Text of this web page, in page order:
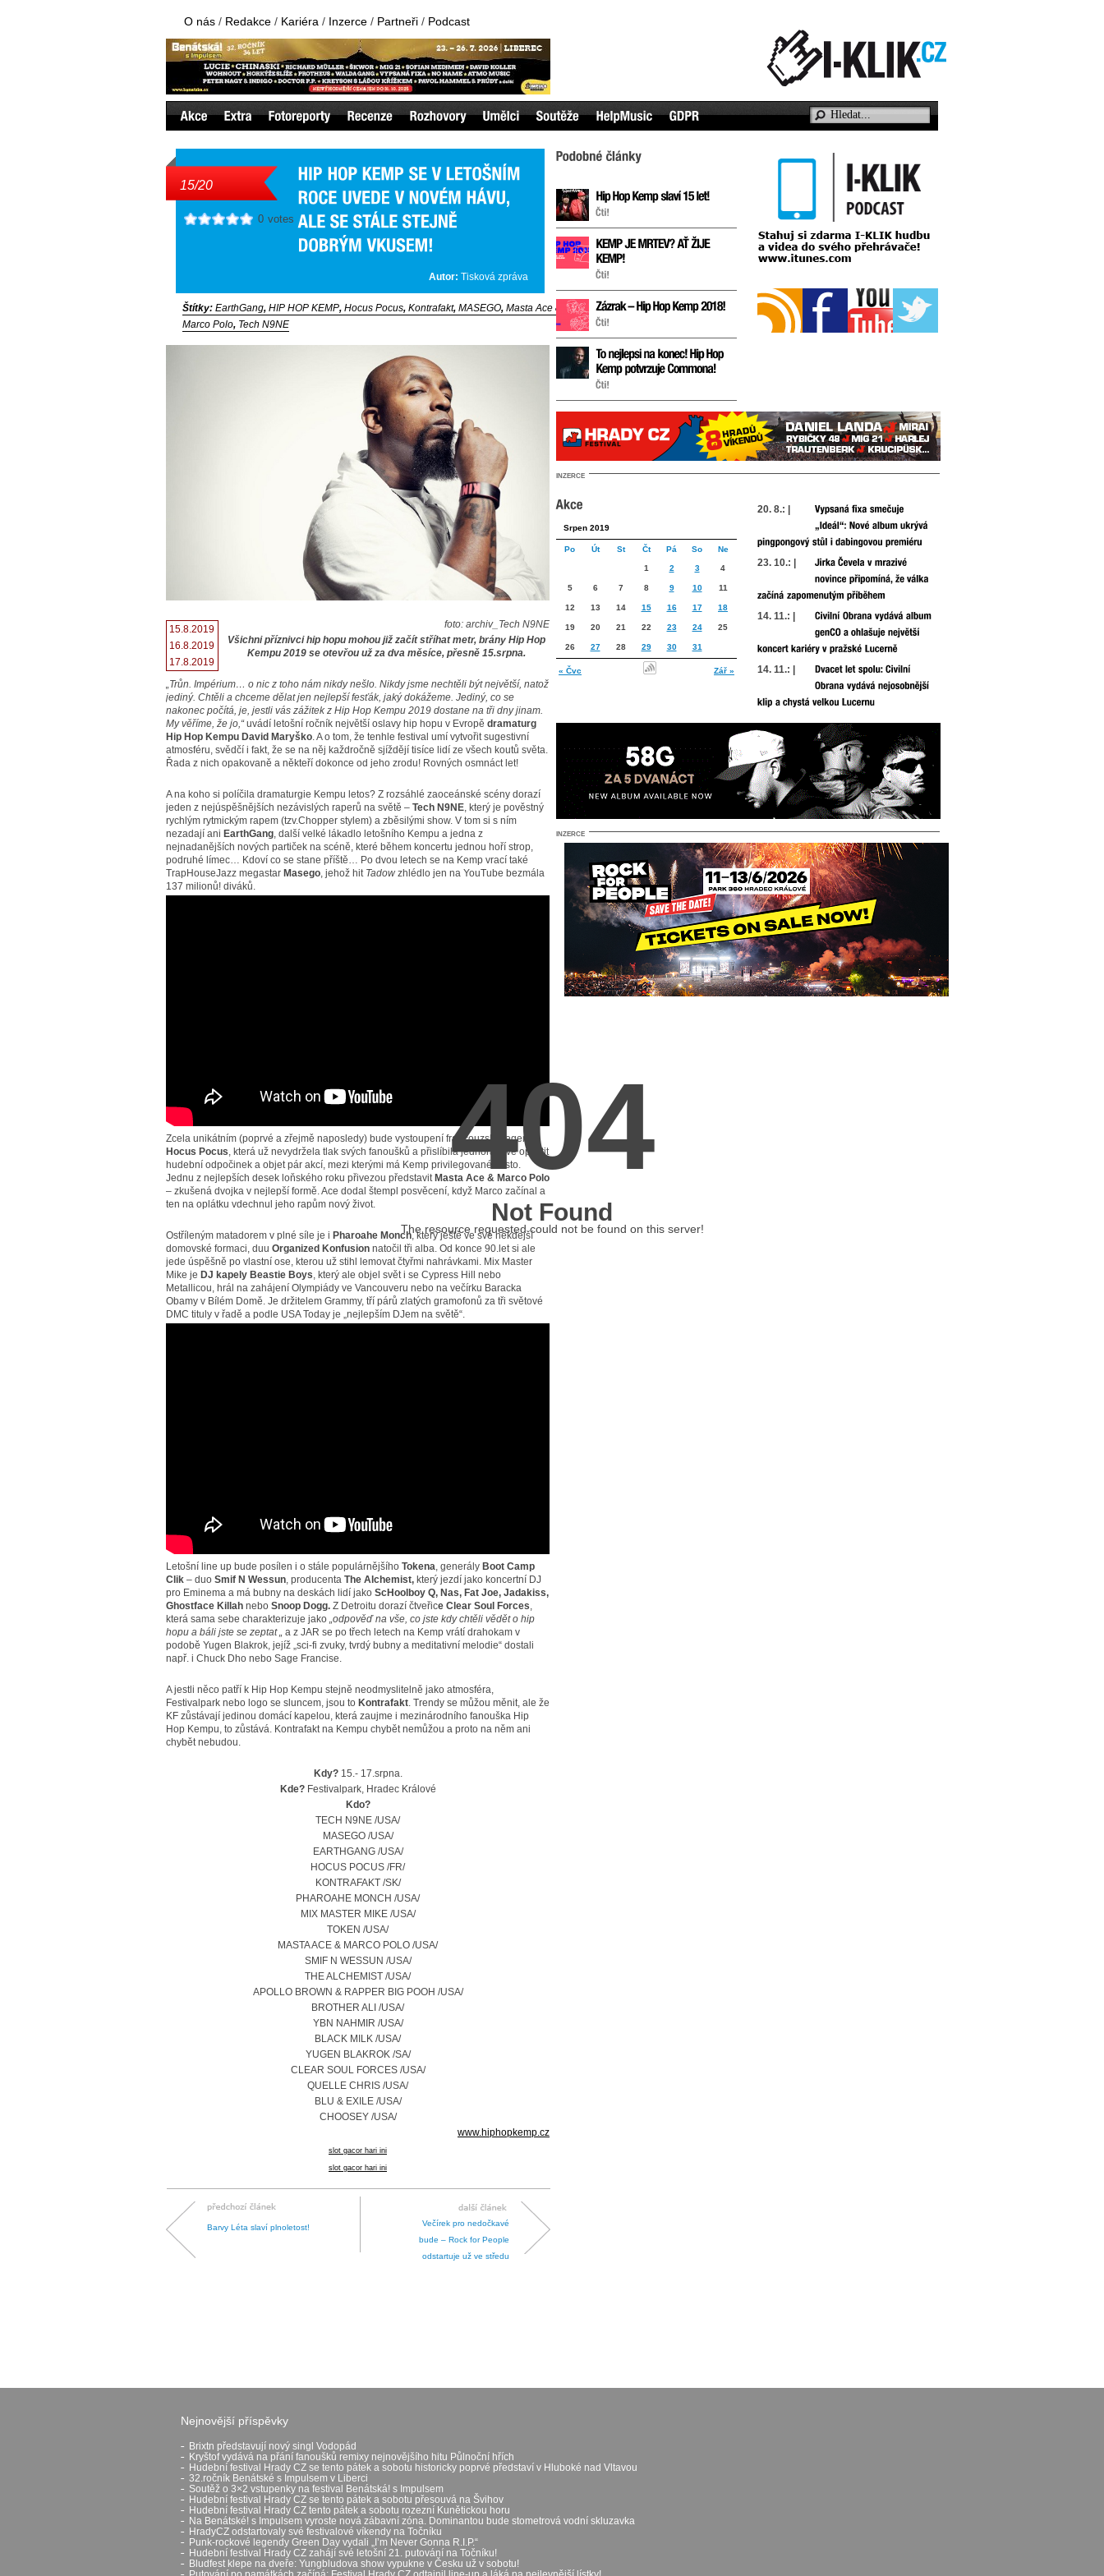
O nás / Redakce / Kariéra / Inzerce / Partneři / Podcast
15/20
0 votes
Autor: Tisková zpráva
Štítky: EarthGang, HIP HOP KEMP, Hocus Pocus, Kontrafakt, MASEGO, Masta Ace &
Marco Polo, Tech N9NE
15.8.2019
16.8.2019
17.8.2019
foto: archiv_Tech N9NE
Všichni příznivci hip hopu mohou již začít stříhat metr, brány Hip Hop
Kempu 2019 se otevřou už za dva měsíce, přesně 15.srpna.
„Trůn. Impérium… o nic z toho nám nikdy nešlo. Nikdy jsme nechtěli být největší, natož
jediný. Chtěli a chceme dělat jen nejlepší fesťák, jaký dokážeme. Jediný, co se
nakonec počítá, je, jestli vás zážitek z Hip Hop Kempu 2019 dostane na tři dny jinam.
My věříme, že jo,“uvádí letošní ročník největší oslavy hip hopu v Evropě dramaturg
Hip Hop Kempu David Maryško. A o tom, že tenhle festival umí vytvořit sugestivní
atmosféru, svědčí i fakt, že se na něj každročně sjíždějí tisíce lidí ze všech koutů světa.
Řada z nich opakovaně a někteří dokonce od jeho zrodu! Rovných osmnáct let!
A na koho si políčila dramaturgie Kempu letos? Z rozsáhlé zaoceánské scény dorazí
jeden z nejúspěšnějších nezávislých raperů na světě – Tech N9NE, který je pověstný
rychlým rytmickým rapem (tzv.Chopper stylem) a zběsilými show. V tom si s ním
nezadají ani EarthGang, další velké lákadlo letošního Kempu a jedna z
nejnadanějších nových partiček na scéně, které během koncertu jednou hoří strop,
podruhé límec… Kdoví co se stane příště… Po dvou letech se na Kemp vrací také
TrapHouseJazz megastar Masego, jehož hit Tadow zhlédlo jen na YouTube bezmála
137 milionů! diváků.
Zcela unikátním (poprvé a zřejmě naposledy) bude vystoupení francouzské legendy
Hocus Pocus, která už nevydržela tlak svých fanoušků a přislíbila jednorázově opustit
hudební odpočinek a objet pár akcí, mezi kterými má Kemp privilegované místo.
Jednu z nejlepších desek loňského roku přivezou představitMasta Ace & Marco Polo
– zkušená dvojka v nejlepší formě. Ace dodal štempl posvěcení, když Marco začínal a
ten na oplátku vdechnul jeho rapům nový život.
Ostříleným matadorem v plné síle je i Pharoahe Monch, který ještě ve své někdejší
domovské formaci, duu Organized Konfusion natočil tři alba. Od konce 90.let si ale
jede úspěšně po vlastní ose, kterou už stihl lemovat čtyřmi nahrávkami. Mix Master
Mike je DJ kapely Beastie Boys, který ale objel svět i se Cypress Hill nebo
Metallicou, hrál na zahájení Olympiády ve Vancouveru nebo na večírku Baracka
Obamy v Bílém Domě. Je držitelem Grammy, tří párů zlatých gramofonů za tři světové
DMC tituly v řadě a podle USA Today je „nejlepším DJem na světě“.
Letošní line up bude posílen i o stále populárnějšího Tokena, generály Boot Camp
Clik – duo Smif N Wessun, producenta The Alchemist, který jezdí jako koncertní DJ
pro Eminema a má bubny na deskách lidí jako ScHoolboy Q, Nas, Fat Joe, Jadakiss,
Ghostface Killah nebo Snoop Dogg. Z Detroitu dorazí čtveřice Clear Soul Forces,
která sama sebe charakterizuje jako „odpověď na vše, co jste kdy chtěli vědět o hip
hopu a báli jste se zeptat „ a z JAR se po třech letech na Kemp vrátí drahokam v
podobě Yugen Blakrok, jejíž „sci-fi zvuky, tvrdý bubny a meditativní melodie“ dostali
např. i Chuck Dho nebo Sage Francise.
A jestli něco patří k Hip Hop Kempu stejně neodmyslitelně jako atmosféra,
Festivalpark nebo logo se sluncem, jsou to Kontrafakt. Trendy se můžou měnit, ale že
KF zůstávají jedinou domácí kapelou, která zaujme i mezinárodního fanouška Hip
Hop Kempu, to zůstává. Kontrafakt na Kempu chybět nemůžou a proto na něm ani
chybět nebudou.
Kdy?15.- 17.srpna.
Kde?Festivalpark, Hradec Králové
Kdo?
TECH N9NE /USA/
MASEGO /USA/
EARTHGANG /USA/
HOCUS POCUS /FR/
KONTRAFAKT /SK/
PHAROAHE MONCH /USA/
MIX MASTER MIKE /USA/
TOKEN /USA/
MASTA ACE & MARCO POLO /USA/
SMIF N WESSUN /USA/
THE ALCHEMIST /USA/
APOLLO BROWN & RAPPER BIG POOH /USA/
BROTHER ALI /USA/
YBN NAHMIR /USA/
BLACK MILK /USA/
YUGEN BLAKROK /SA/
CLEAR SOUL FORCES /USA/
QUELLE CHRIS /USA/
BLU & EXILE /USA/
CHOOSEY /USA/
www.hiphopkemp.cz
slot gacor hari ini
slot gacor hari ini
Barvy Léta slaví plnoletost!
Večírek pro nedočkavé
bude – Rock for People
odstartuje už ve středu
INZERCE
Srpen 2019
Po Út St Čt Pá So Ne
1 2 3 4
5 6 7 8 9 10 11
12 13 14 15 16 17 18
19 20 21 22 23 24 25
26 27 28 29 30 31
« Čvc Zář »
20. 8.: |
23. 10.: |
14. 11.: |
14. 11.: |
INZERCE
Nejnovější příspěvky
Brixtn představují nový singl Vodopád
Kryštof vydává na přání fanoušků remixy nejnovějšího hitu Půlnoční hřích
Hudební festival Hrady CZ se tento pátek a sobotu historicky poprvé představí v Hluboké nad Vltavou
32.ročník Benátské s Impulsem v Liberci
Soutěž o 3×2 vstupenky na festival Benátská! s Impulsem
Hudební festival Hrady CZ se tento pátek a sobotu přesouvá na Švihov
Hudební festival Hrady CZ tento pátek a sobotu rozezní Kunětickou horu
Na Benátské! s Impulsem vyroste nová zábavní zóna. Dominantou bude stometrová vodní skluzavka
HradyCZ odstartovaly své festivalové víkendy na Točníku
Punk-rockové legendy Green Day vydali „I’m Never Gonna R.I.P.“
Hudební festival Hrady CZ zahájí své letošní 21. putování na Točníku!
Bludfest klepe na dveře: Yungbludova show vypukne v Česku už v sobotu!
404
Not Found
The resource requested could not be found on this server!